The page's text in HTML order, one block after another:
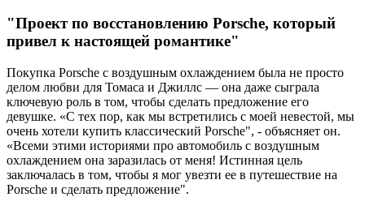
"Проект по восстановлению Porsche, который
привел к настоящей романтике"
Покупка Porsche с воздушным охлаждением была не просто
делом любви для Томаса и Джиллс — она даже сыграла
ключевую роль в том, чтобы сделать предложение его
девушке. «С тех пор, как мы встретились с моей невестой, мы
очень хотели купить классический Porsche", - объясняет он.
«Всеми этими историями про автомобиль с воздушным
охлаждением она заразилась от меня! Истинная цель
заключалась в том, чтобы я мог увезти ее в путешествие на
Porsche и сделать предложение".